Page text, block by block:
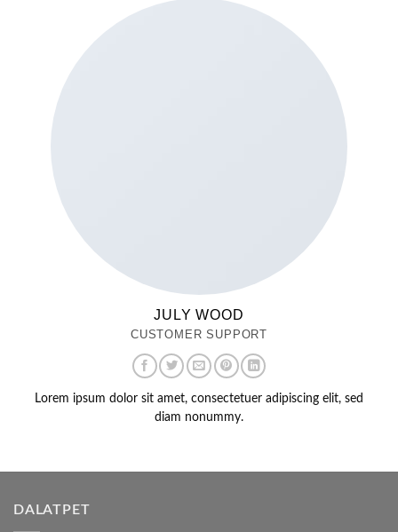
JULY WOOD
CUSTOMER SUPPORT
Lorem ipsum dolor sit amet, consectetuer adipiscing elit, sed
diam nonummy.
DALATPET